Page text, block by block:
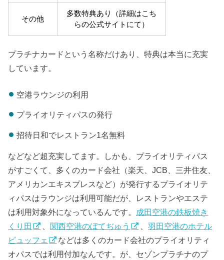
その他
多数特典あり（詳細はこち
らの公式サイトにて）
プラチナカードという名称だけあり、特典は本当に充実
しています。
空港ラウンジの利用
プライオリティパスの発行
招待日和でレストラン1名無料
などなど超充実してます。しかも、プライオリティパス
がすごくて、多くのカード会社（楽天、JCB、三井住友、
アメリカンエキスプレスなど）が発行するプライオリテ
ィパスはラウンジは利用可能だが、レストランやエステ
は利用対象外になっているんです。 成田空港の鉄板焼き
くり田
、関西空港のぼてぢゅう 、羽田空港のホテル
ビュッフェ
などは多くのカード会社のプライオリティ
オパスでは利用付加なんです。が、セゾンプラチナのプ